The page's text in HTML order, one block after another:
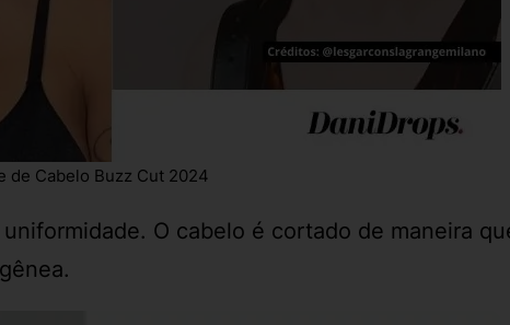
de Cabelo Buzz Cut 2024
O cabelo é cortado de maneira